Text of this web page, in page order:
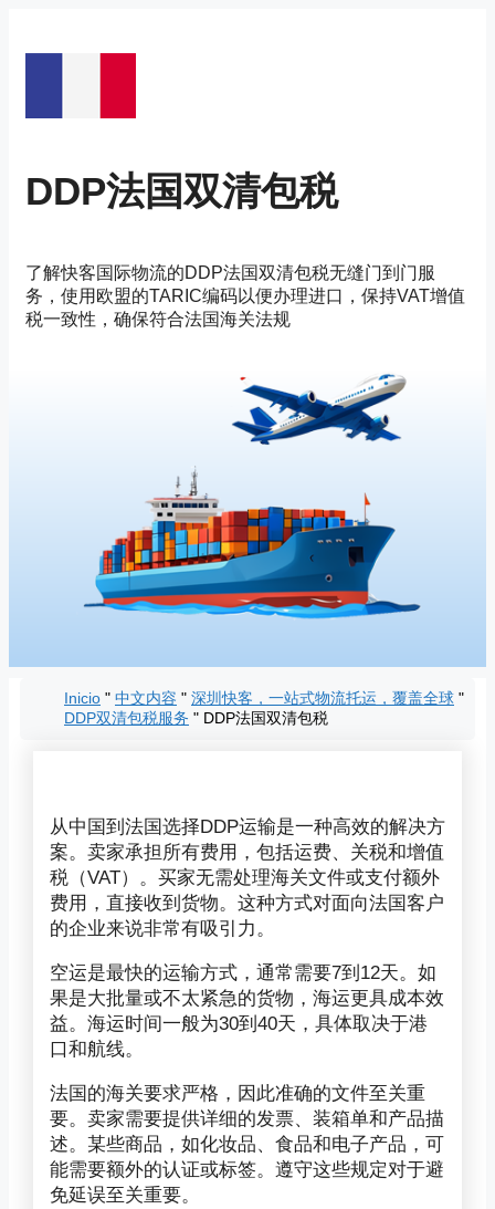
contenido
DDP法国双清包税
了解快客国际物流的DDP法国双清包税无缝门到门服
务，使用欧盟的TARIC编码以便办理进口，保持VAT增值
税一致性，确保符合法国海关法规
Inicio " 中文内容 " 深圳快客，一站式物流托运，覆盖全球 "
DDP双清包税服务 " DDP法国双清包税
从中国到法国选择DDP运输是一种高效的解决方
案。卖家承担所有费用，包括运费、关税和增值
税（VAT）。买家无需处理海关文件或支付额外
费用，直接收到货物。这种方式对面向法国客户
的企业来说非常有吸引力。
空运是最快的运输方式，通常需要7到12天。如
果是大批量或不太紧急的货物，海运更具成本效
益。海运时间一般为30到40天，具体取决于港
口和航线。
法国的海关要求严格，因此准确的文件至关重
要。卖家需要提供详细的发票、装箱单和产品描
述。某些商品，如化妆品、食品和电子产品，可
能需要额外的认证或标签。遵守这些规定对于避
免延误至关重要。